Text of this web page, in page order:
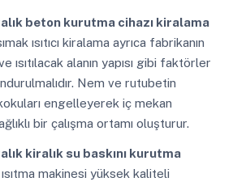
beton kurutma cihazı kiralama
ısıtıcı kiralama ayrıca fabrikanın
ısıtılacak alanın yapısı gibi faktörler
Nem ve rutubetin
engelleyerek iç mekan
bir çalışma ortamı oluşturur.
kiralık su baskını kurutma
ısıtma makinesi yüksek kaliteli